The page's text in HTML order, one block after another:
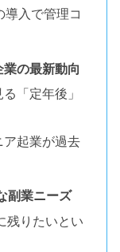
入で管理コ
の最新動向
「定年後」
起業が過去
副業ニーズ
残りたいとい